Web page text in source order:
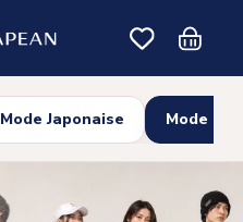
Mode Japonaise Mode